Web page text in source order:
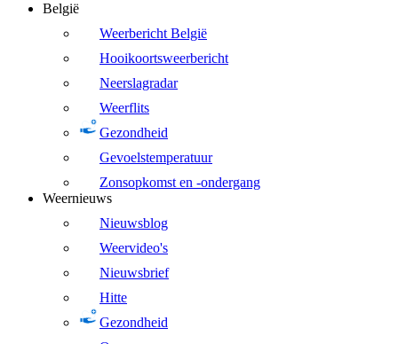
België
Weerbericht België
Hooikoortsweerbericht
Neerslagradar
Weerflits
Gezondheid
Gevoelstemperatuur
Zonsopkomst en -ondergang
Weernieuws
Nieuwsblog
Weervideo's
Nieuwsbrief
Hitte
Gezondheid